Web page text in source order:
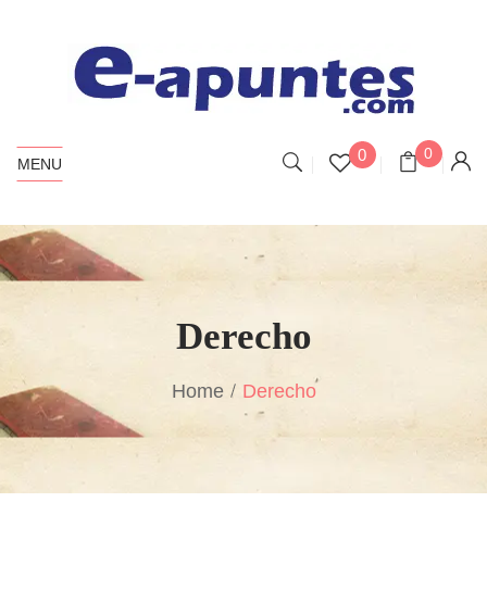
MENU 0 0
Derecho
Home Derecho